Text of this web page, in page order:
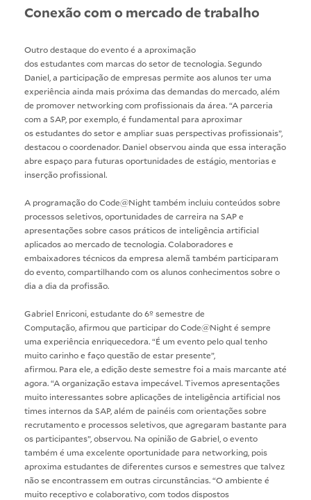
Conexão com o mercado de trabalho
Outro destaque do evento é a aproximação
dos estudantes com marcas do setor de tecnologia. Segundo
Daniel, a participação de empresas permite aos alunos ter uma
experiência ainda mais próxima das demandas do mercado, além
de promover networking com profissionais da área. “A parceria
com a SAP, por exemplo, é fundamental para aproximar
os estudantes do setor e ampliar suas perspectivas profissionais”,
destacou o coordenador. Daniel observou ainda que essa interação
abre espaço para futuras oportunidades de estágio, mentorias e
inserção profissional.
A programação do Code@Night também incluiu conteúdos sobre
processos seletivos, oportunidades de carreira na SAP e
apresentações sobre casos práticos de inteligência artificial
aplicados ao mercado de tecnologia. Colaboradores e
embaixadores técnicos da empresa alemã também participaram
do evento, compartilhando com os alunos conhecimentos sobre o
dia a dia da profissão.
Gabriel Enriconi, estudante do 6º semestre de
Computação, afirmou que participar do Code@Night é sempre
uma experiência enriquecedora. “É um evento pelo qual tenho
muito carinho e faço questão de estar presente”,
afirmou. Para ele, a edição deste semestre foi a mais marcante até
agora. “A organização estava impecável. Tivemos apresentações
muito interessantes sobre aplicações de inteligência artificial nos
times internos da SAP, além de painéis com orientações sobre
recrutamento e processos seletivos, que agregaram bastante para
os participantes”, observou. Na opinião de Gabriel, o evento
também é uma excelente oportunidade para networking, pois
aproxima estudantes de diferentes cursos e semestres que talvez
não se encontrassem em outras circunstâncias. “O ambiente é
muito receptivo e colaborativo, com todos dispostos